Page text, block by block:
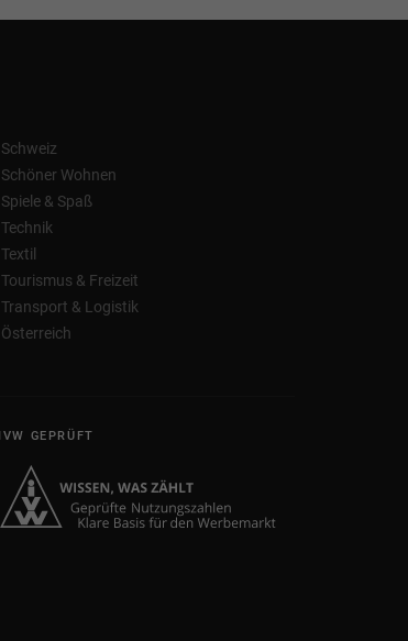
Schweiz
Schöner Wohnen
Spiele & Spaß
Technik
Textil
Tourismus & Freizeit
Transport & Logistik
Österreich
IVW GEPRÜFT